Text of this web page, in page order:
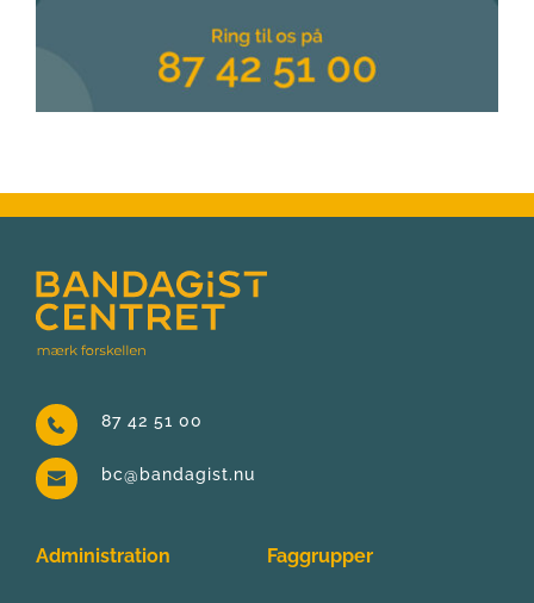
87 42 51 00
bc@bandagist.nu
Administration Faggrupper